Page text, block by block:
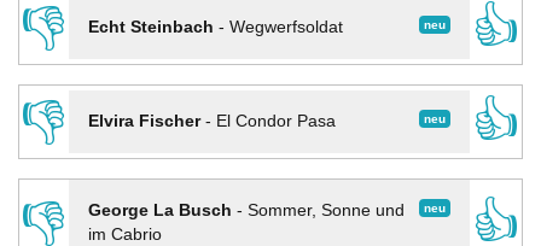
👎
neu
Echt Steinbach - Wegwerfsoldat
👍
👎
neu
Elvira Fischer- El Condor Pasa
👍
👎
neu
George La Busch - Sommer, Sonne und
im Cabrio
👍